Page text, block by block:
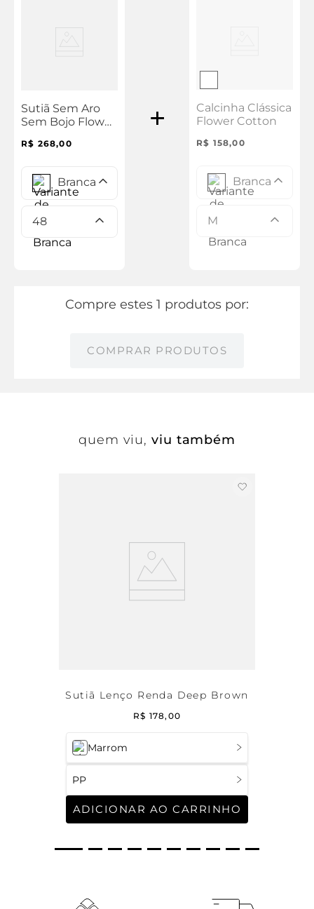
Sutiã Sem Aro
Sem Bojo Flower
R$ 268,00
Branca
48
Calcinha Clássica
Flower Cotton
R$ 158,00
Branca
M
Compre estes 1 produtos por:
COMPRAR PRODUTOS
quem viu, viu também
Marrom
PP
ADICIONAR AO CARRINHO
Sutiã Lenço Renda Deep Brown
R$ 178, 00